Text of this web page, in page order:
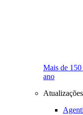
Mais de 150
ano